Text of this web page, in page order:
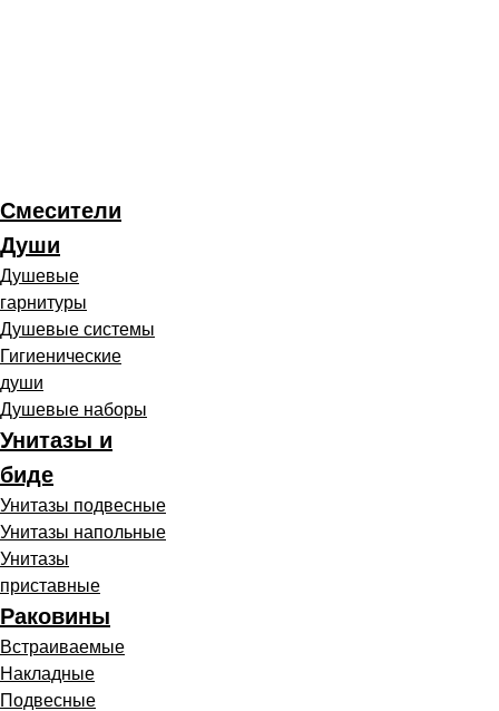
Смесители
Души
Душевые
гарнитуры
Душевые системы
Гигиенические
души
Душевые наборы
Унитазы и
биде
Унитазы подвесные
Унитазы напольные
Унитазы
приставные
Раковины
Встраиваемые
Накладные
Подвесные